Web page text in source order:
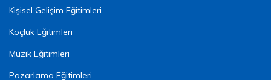
Kişisel Gelişim Eğitimleri
Koçluk Eğitimleri
Müzik Eğitimleri
Pazarlama Eğitimleri